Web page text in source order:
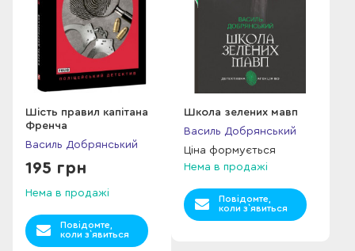
Шість правил капітана
Френча
Василь Добрянський
195 грн
Нема в продажі
Повідомте,
коли з`явиться
Школа зелених мавп
Василь Добрянський
Ціна формується
Нема в продажі
Повідомте,
коли з`явиться